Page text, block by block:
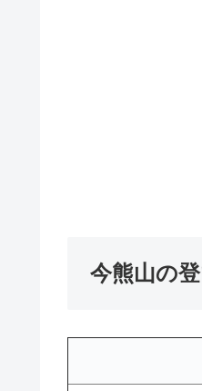
今熊山の